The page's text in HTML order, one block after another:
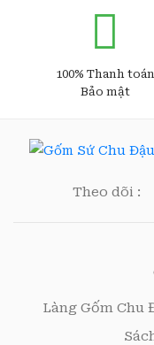
100% Thanh toán
Bảo mật
Theo dõi :
Làng Gốm Chu